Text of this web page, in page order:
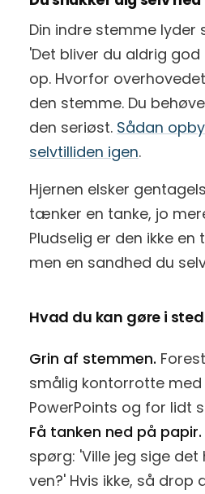
Din indre stemme
'Det bliver du aldrig god
op. Hvorfor
den stemme. Du
den seriøst. Sådan
selvtilliden igen.
Hjernen elsker
tænker en tanke, jo
Pludselig er den ikke
men en sandhed du
Hvad du kan gøre i
Grin af stemmen.
smålig kontorrotte
PowerPoints og for lidt
Få tanken ned på papir.
spørg: 'Ville jeg sige
ven?' Hvis ikke, så drop